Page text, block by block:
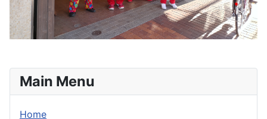
Main Menu
Home